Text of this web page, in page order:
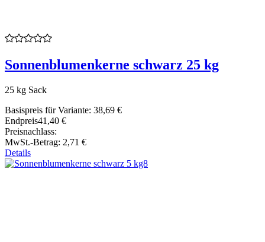
Sonnenblumenkerne schwarz 25 kg
25 kg Sack
Basispreis für Variante: 38,69 €
Endpreis41,40 €
Preisnachlass:
MwSt.-Betrag: 2,71 €
Details